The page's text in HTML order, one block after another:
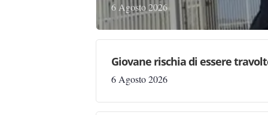
6 Agosto 2026
Giovane rischia di essere
6 Agosto 2026